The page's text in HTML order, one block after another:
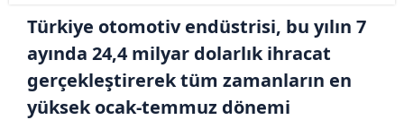
Türkiye otomotiv endüstrisi, bu yılın 7
ayında 24,4 milyar dolarlık ihracat
gerçekleştirerek tüm zamanların en
yüksek ocak-temmuz dönemi